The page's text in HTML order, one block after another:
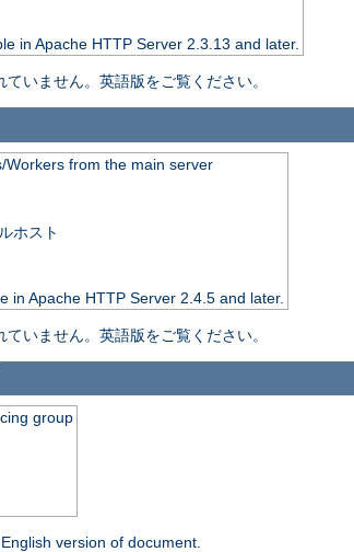
in Apache HTTP Server 2.3.13 and later.
いません。英語版をご覧ください。
Workers from the main server
ホスト
in Apache HTTP Server 2.4.5 and later.
いません。英語版をご覧ください。
group
version of document.